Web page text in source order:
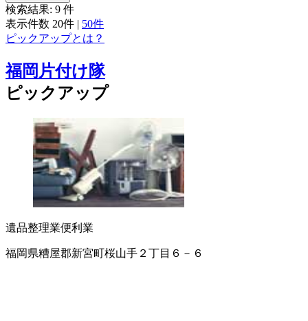
検索結果: 9 件
表示件数 20件 | 50件
ピックアップとは？
福岡片付け隊
ピックアップ
遺品整理業便利業
福岡県糟屋郡新宮町桜山手２丁目６－６